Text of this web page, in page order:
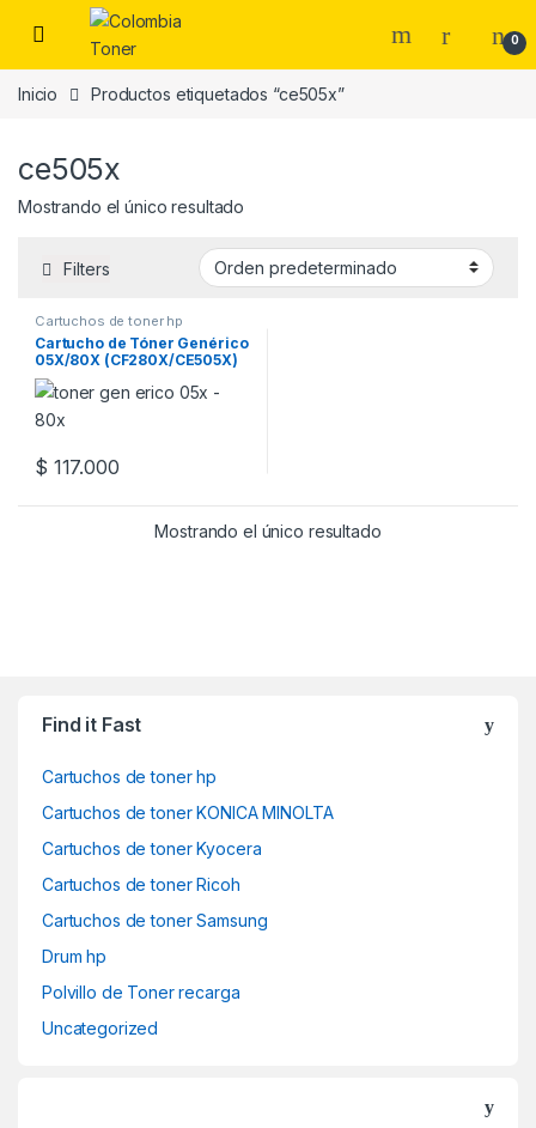
Skip to navigation
Skip to content
0
Inicio Productos etiquetados “ce505x”
ce505x
Mostrando el único resultado
Filters
Cartuchos de toner hp
Cartucho de Tóner Genérico
05X/80X (CF280X/CE505X)
$ 117.000
Mostrando el único resultado
Find it Fast
Cartuchos de toner hp
Cartuchos de toner KONICA MINOLTA
Cartuchos de toner Kyocera
Cartuchos de toner Ricoh
Cartuchos de toner Samsung
Drum hp
Polvillo de Toner recarga
Uncategorized